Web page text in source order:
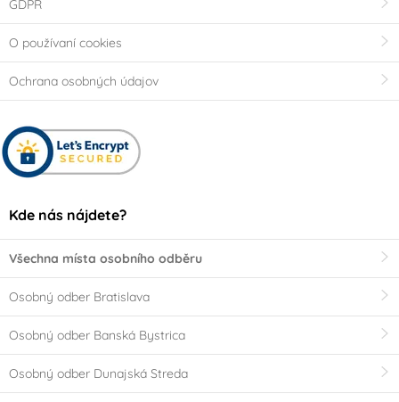
GDPR
O používaní cookies
Ochrana osobných údajov
Kde nás nájdete?
Všechna místa osobního odběru
Osobný odber Bratislava
Osobný odber Banská Bystrica
Osobný odber Dunajská Streda